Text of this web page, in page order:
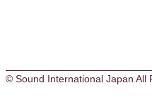
© Sound International Japan All